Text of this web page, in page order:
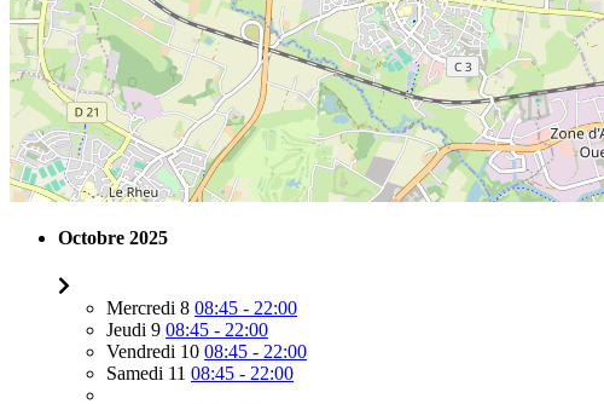
Octobre 2025
Mercredi 8 08:45 - 22:00
Jeudi 9 08:45 - 22:00
Vendredi 10 08:45 - 22:00
Samedi 11 08:45 - 22:00